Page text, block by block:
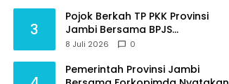
3
Pojok Berkah TP PKK Provinsi
Jambi Bersama BPJS
Ketenagakerjaan Beri Edukasi
Masyarakat
8 Juli 2026 0
Pemerintah Provinsi Jambi